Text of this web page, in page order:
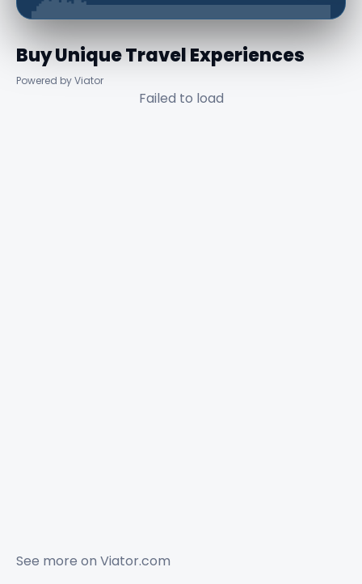
Buy Unique Travel Experiences
Powered by Viator
Failed to load
See more on Viator.com